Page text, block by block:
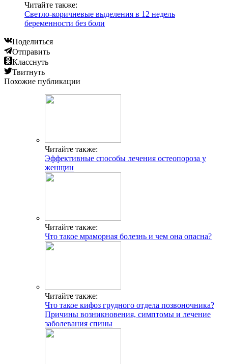
Читайте также:
Светло-коричневые выделения в 12 недель
беременности без боли
Поделиться
Отправить
Класснуть
Твитнуть
Похожие публикации
Читайте также:
Эффективные способы лечения остеопороза у
женщин
Читайте также:
Что такое мраморная болезнь и чем она опасна?
Читайте также:
Что такое кифоз грудного отдела позвоночника?
Причины возникновения, симптомы и лечение
заболевания спины